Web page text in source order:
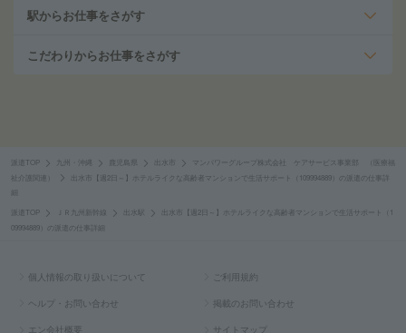
駅からお仕事をさがす
こだわりからお仕事をさがす
派遣TOP 九州・沖縄 鹿児島県 出水市
マンパワーグループ株式会社 ケアサービス事業部 （医療福
祉介護関連）
出水市【週2日～】ホテルライクな高齢者マンションで生活サポート（109994889）の派遣の仕事詳
細
派遣TOP ＪＲ九州新幹線 出水駅
出水市【週2日～】ホテルライクな高齢者マンションで生活サポート（1
09994889）の派遣の仕事詳細
個人情報の取り扱いについて ご利用規約
ヘルプ・お問い合わせ 掲載のお問い合わせ
エン会社概要 サイトマップ